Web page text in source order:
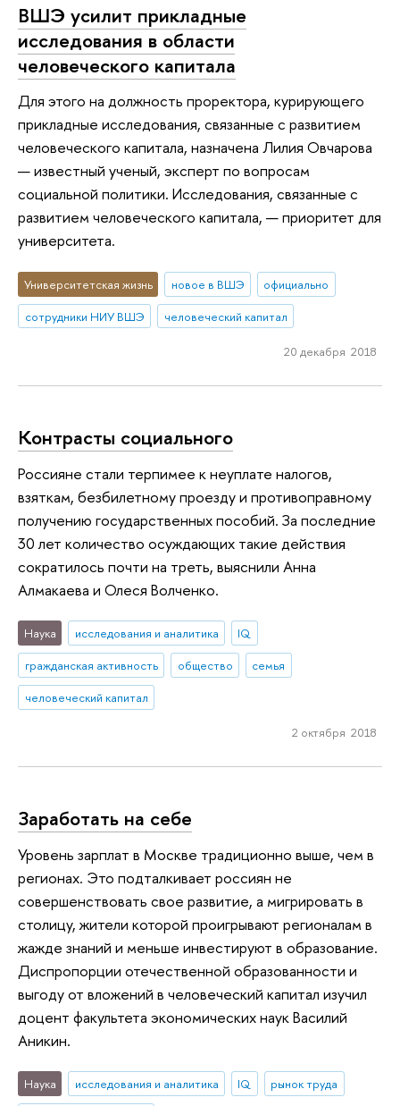
ВШЭ усилит прикладные
исследования в области
человеческого капитала
Для этого на должность проректора, курирующего
прикладные исследования, связанные с развитием
человеческого капитала, назначена Лилия Овчарова
— известный ученый, эксперт по вопросам
социальной политики. Исследования, связанные с
развитием человеческого капитала, — приоритет для
университета.
Университетская жизнь новое в ВШЭ
официально
сотрудники НИУ ВШЭ
человеческий капитал
20 декабря 2018
Контрасты социального
Россияне стали терпимее к неуплате налогов,
взяткам, безбилетному проезду и противоправному
получению государственных пособий. За последние
30 лет количество осуждающих такие действия
сократилось почти на треть, выяснили Анна
Алмакаева и Олеся Волченко.
Наука исследования и аналитика
IQ
гражданская активность
общество
семья
человеческий капитал
2 октября 2018
Заработать на себе
Уровень зарплат в Москве традиционно выше, чем в
регионах. Это подталкивает россиян не
совершенствовать свое развитие, а мигрировать в
столицу, жители которой проигрывают регионалам в
жажде знаний и меньше инвестируют в образование.
Диспропорции отечественной образованности и
выгоду от вложений в человеческий капитал изучил
доцент факультета экономических наук Василий
Аникин.
Наука исследования и аналитика IQ
рынок труда